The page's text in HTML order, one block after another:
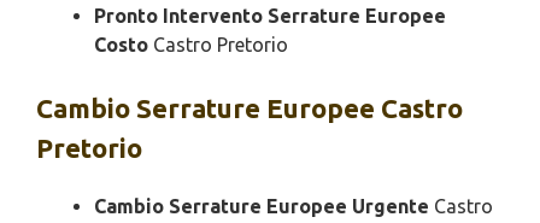
Pronto Intervento Serrature Europee
Costo Castro Pretorio
Cambio Serrature Europee Castro
Pretorio
Cambio Serrature Europee Urgente Castro